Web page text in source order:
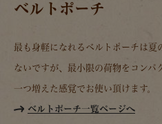
ベルトポーチ
最も身軽になれるベルトポーチは夏
ないですが、最小限の荷物をコン
一つ増えた感覚でお使い頂けます。
ベルトポーチ一覧ページへ